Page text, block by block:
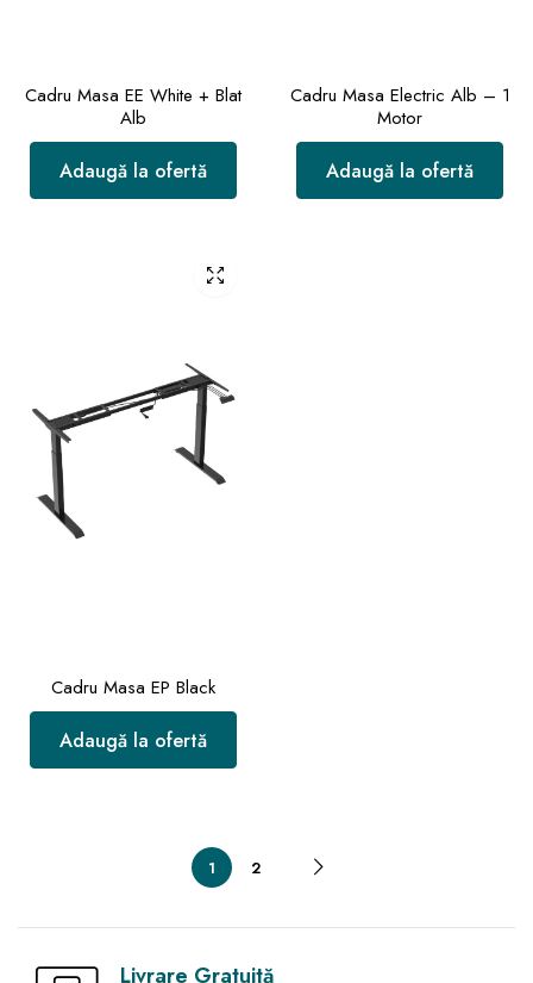
Cadru Masa EE White + Blat
Alb
Adaugă la ofertă
Cadru Masa Electric Alb – 1
Motor
Adaugă la ofertă
Cadru Masa EP Black
Adaugă la ofertă
1 2
Livrare Gratuită